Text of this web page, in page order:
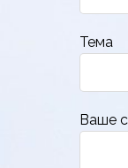
Тема
Ваше